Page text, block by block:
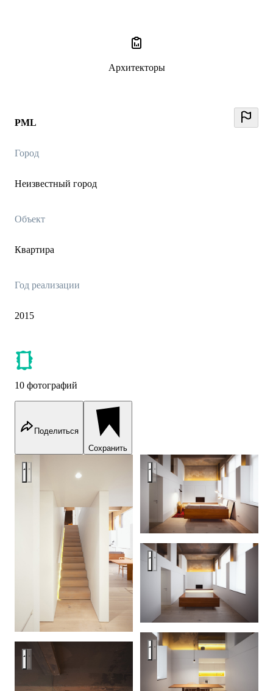
PML
Город
Неизвестный город
Объект
Квартира
Год реализации
2015
10 фотографий
Поделиться
Сохранить
PML, Moscow PML, Moscow
PML, Moscow
PML, Moscow
PML, Moscow
Архитекторы